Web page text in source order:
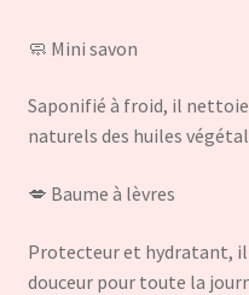
🧼 Mini savon
Saponifié à froid, il
naturels des huiles
💋 Baume à lèvres
Protecteur et hydratant, il
douceur pour toute la